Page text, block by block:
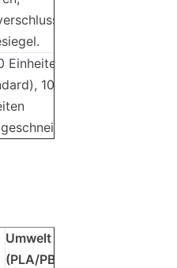
Einheiten
10.000
Umwelt
(PLA/PBAT)